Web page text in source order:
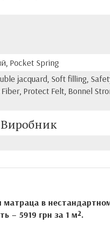
Pocket Spring
jacquard, Soft filling,
Fiber, Protect Felt, Bonnel
Виробник
в
– 5919 грн за 1 м².